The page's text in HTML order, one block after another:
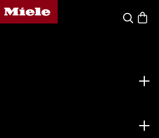
"Miele" pradžios tinklalapis
Paieška